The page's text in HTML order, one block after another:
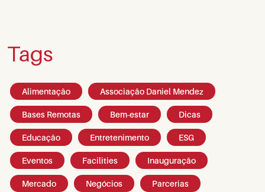
Tags
Alimentação Associação Daniel Mendez
Bases Remotas Bem-estar Dicas
Educação Entretenimento ESG
Eventos Facilities Inauguração
Mercado Negócios Parcerias